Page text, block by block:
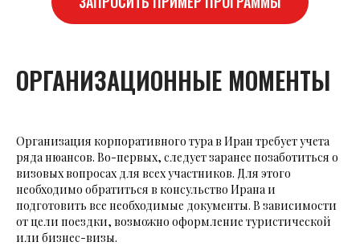
ОРГАНИЗАЦИОННЫЕ МОМЕНТЫ
Организация корпоративного тура в Иран требует учета
ряда нюансов. Во-первых, следует заранее позаботиться о
визовых вопросах для всех участников. Для этого
необходимо обратиться в консульство Ирана и
подготовить все необходимые документы. В зависимости
от цели поездки, возможно оформление туристической
или бизнес-визы.